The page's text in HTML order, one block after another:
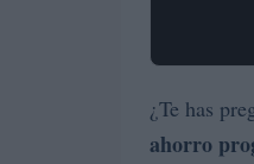
¿Te has
ahorro